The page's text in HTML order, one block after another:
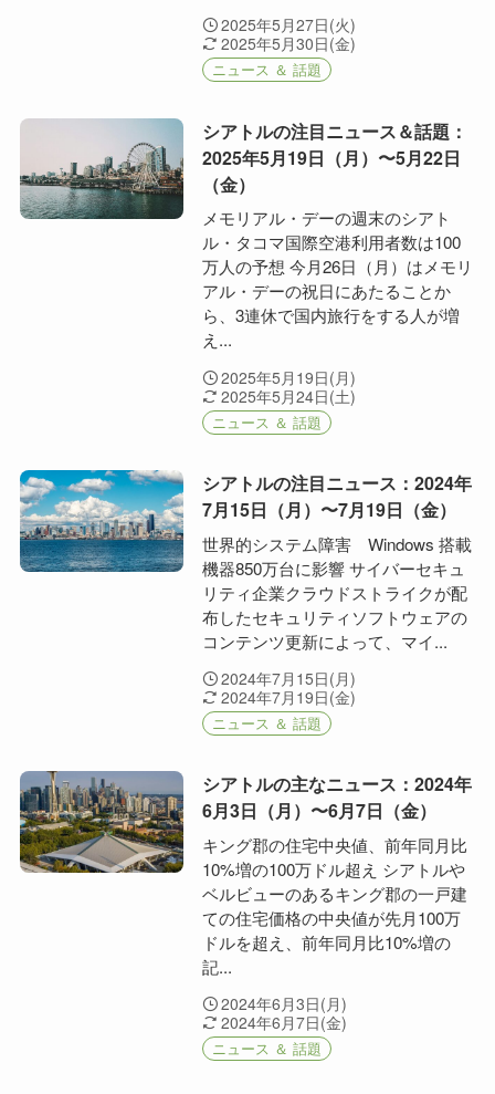
2025年5月27日(火)
2025年5月30日(金)
ニュース ＆ 話題
シアトルの注目ニュース＆話題：
2025年5月19日（月）〜5月22日
（金）
メモリアル・デーの週末のシアト
ル・タコマ国際空港利用者数は100
万人の予想 今月26日（月）はメモリ
アル・デーの祝日にあたることか
ら、3連休で国内旅行をする人が増
え...
2025年5月19日(月)
2025年5月24日(土)
ニュース ＆ 話題
シアトルの注目ニュース：2024年
7月15日（月）〜7月19日（金）
世界的システム障害 Windows 搭載
機器850万台に影響 サイバーセキュ
リティ企業クラウドストライクが配
布したセキュリティソフトウェアの
コンテンツ更新によって、マイ...
2024年7月15日(月)
2024年7月19日(金)
ニュース ＆ 話題
シアトルの主なニュース：2024年
6月3日（月）〜6月7日（金）
キング郡の住宅中央値、前年同月比
10%増の100万ドル超え シアトルや
ベルビューのあるキング郡の一戸建
ての住宅価格の中央値が先月100万
ドルを超え、前年同月比10%増の
記...
2024年6月3日(月)
2024年6月7日(金)
ニュース ＆ 話題